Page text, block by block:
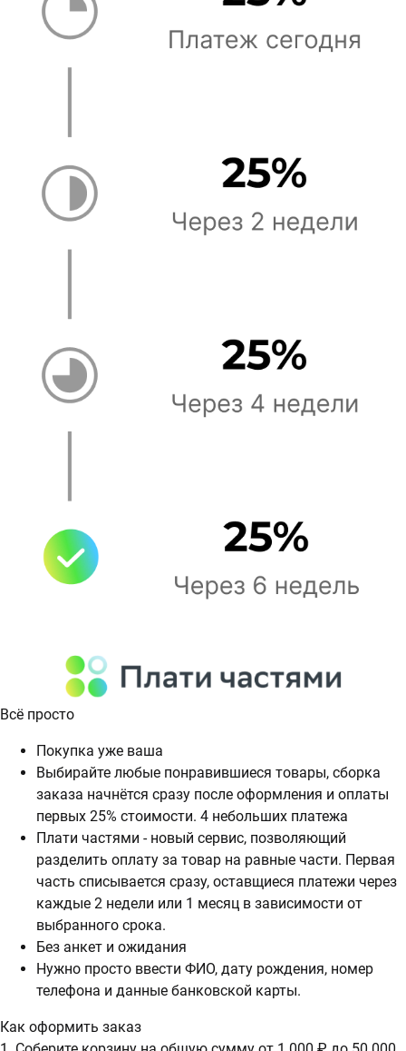
Всё просто
Покупка уже ваша
Выбирайте любые понравившиеся товары, сборка
заказа начнётся сразу после оформления и оплаты
первых 25% стоимости. 4 небольших платежа
Плати частями - новый сервис, позволяющий
разделить оплату за товар на равные части. Первая
часть списывается сразу, оставщиеся платежи через
каждые 2 недели или 1 месяц в зависимости от
выбранного срока.
Без анкет и ожидания
Нужно просто ввести ФИО, дату рождения, номер
телефона и данные банковской карты.
Как оформить заказ